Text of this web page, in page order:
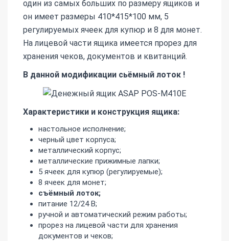
один из самых больших по размеру ящиков и
он имеет размеры 410*415*100 мм, 5
регулируемых ячеек для купюр и 8 для монет.
На лицевой части ящика имеется прорез для
хранения чеков, документов и квитанций.
В данной модификации сьёмный лоток !
Характеристики и конструкция ящика:
настольное исполнение;
черный цвет корпуса;
металлический корпус;
металлические прижимные лапки;
5 ячеек для купюр (регулируемые);
8 ячеек для монет;
съёмный лоток;
питание 12/24 В;
ручной и автоматический режим работы;
прорез на лицевой части для хранения
документов и чеков;